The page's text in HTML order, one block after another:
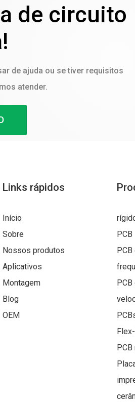
de circuito
de ajuda ou se tiver requisitos
atender.
Links rápidos
Início
Sobre
Nossos produtos
Aplicativos
Montagem
Blog
OEM
PCB
PCB
PCB
PCB